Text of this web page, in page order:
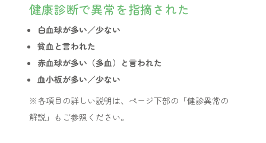
健康診断で異常を指摘された
白血球が多い／少ない
貧血と言われた
赤血球が多い（多血）と言われた
血小板が多い／少ない
※各項目の詳しい説明は、ページ下部の「健診異常の
解説」もご参照ください。